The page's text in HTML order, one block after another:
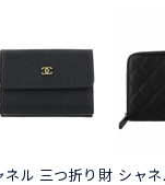
ネル 三つ折り財 シャ